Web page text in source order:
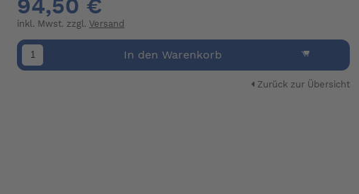
94,50 €
inkl. Mwst. zzgl.Versand
In den Warenkorb
Zurück zur Übersicht